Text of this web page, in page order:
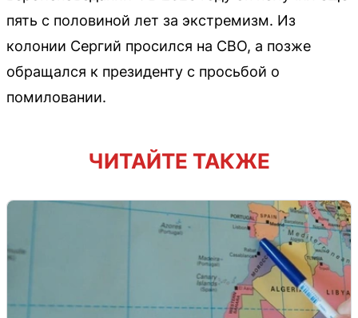
пять с половиной лет за экстремизм. Из
колонии Сергий просился на СВО, а позже
обращался к президенту с просьбой о
помиловании.
ЧИТАЙТЕ ТАКЖЕ